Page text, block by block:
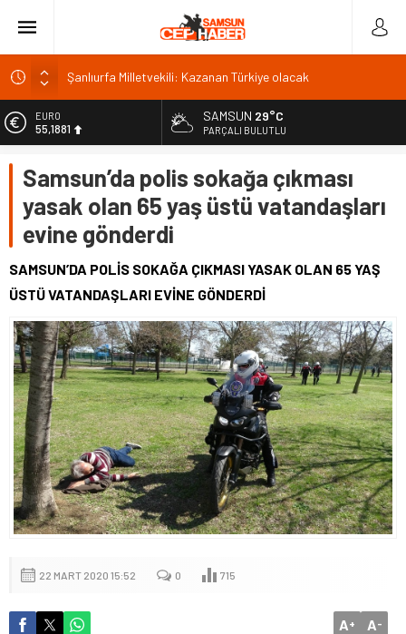
İSDEMİR’in 2026 ilk yarı yatırımları büyük ivme kazandı
Trabzonspor’da kombine satışında rekor: 18 bin
Van’da Sahil Yolu kavşak düzenlemesi tamamlandı
Van Gölü’ne 4 yeni ücretsiz halk plajı yapılacak
EURO
55,1881
6.660,55
BİST
13.779,39
47,7111
SAMSUN 29°C
PARÇALI BULUTLU
Samsun’da polis sokağa çıkması
yasak olan 65 yaş üstü vatandaşları
evine gönderdi
SAMSUN’DA POLİS SOKAĞA ÇIKMASI YASAK OLAN 65 YAŞ
ÜSTÜ VATANDAŞLARI EVİNE GÖNDERDİ
22 MART 2020 15:52 0 715
A+ A-